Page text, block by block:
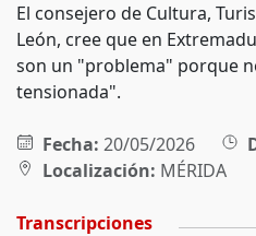
El consejero de Cultura,
León, cree que en
son un "problema" porque
tensionada".
Fecha: 20/05/2026
Localización: MÉRIDA
Transcripciones